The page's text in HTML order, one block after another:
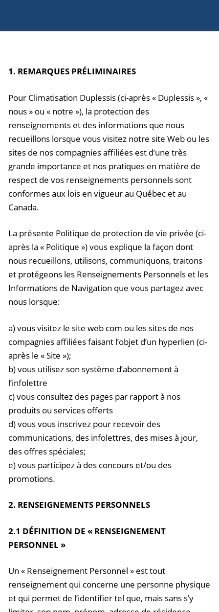
1. REMARQUES PRÉLIMINAIRES
Pour Climatisation Duplessis (ci-après « Duplessis », «
nous » ou « notre »), la protection des
renseignements et des informations que nous
recueillons lorsque vous visitez notre site Web ou les
sites de nos compagnies affiliées est d’une très
grande importance et nos pratiques en matière de
respect de vos renseignements personnels sont
conformes aux lois en vigueur au Québec et au
Canada.
La présente Politique de protection de vie privée (ci-
après la « Politique ») vous explique la façon dont
nous recueillons, utilisons, communiquons, traitons
et protégeons les Renseignements Personnels et les
Informations de Navigation que vous partagez avec
nous lorsque:
a) vous visitez le site web com ou les sites de nos
compagnies affiliées faisant l’objet d’un hyperlien (ci-
après le « Site »);
b) vous utilisez son système d’abonnement à
l’infolettre
c) vous consultez des pages par rapport à nos
produits ou services offerts
d) vous vous inscrivez pour recevoir des
communications, des infolettres, des mises à jour,
des offres spéciales;
e) vous participez à des concours et/ou des
promotions.
2. RENSEIGNEMENTS PERSONNELS
2.1 DÉFINITION DE « RENSEIGNEMENT
PERSONNEL »
Un « Renseignement Personnel » est tout
renseignement qui concerne une personne physique
et qui permet de l’identifier tel que, mais sans s’y